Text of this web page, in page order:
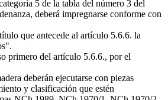
5 de la tabla del número 3 del
deberá impregnarse conforme con
que antecede al artículo 5.6.6. la
primero del artículo 5.6.6., por el
deberán ejecutarse con piezas
y clasificación que estén